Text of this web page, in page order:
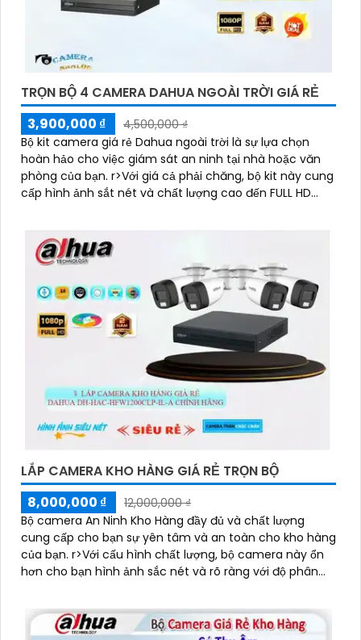
TRỌN BỘ 4 CAMERA DAHUA NGOÀI TRỜI GIÁ RẺ
3,900,000 ₫
4,500,000 ₫
Bộ kit camera giá rẻ Dahua ngoài trời là sự lựa chọn
hoàn hảo cho việc giám sát an ninh tại nhà hoặc văn
phòng của bạn. r>Với giá cả phải chăng, bộ kit này cung
cấp hình ảnh sắt nét và chất lượng cao đến FULL HD
LẮP CAMERA KHO HÀNG GIÁ RẺ TRỌN BỘ
8,000,000 ₫
12,000,000 ₫
Bộ camera An Ninh Kho Hàng đầy đủ và chất lượng
cung cấp cho bạn sự yên tâm và an toàn cho kho hàng
của bạn. r>Với cấu hình chất lượng, bộ camera này ổn
hơn cho bạn hình ảnh sắc nét và rõ ràng với độ phân